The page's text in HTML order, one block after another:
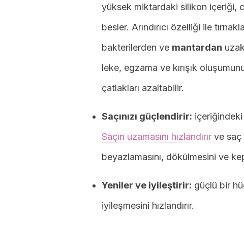
yüksek miktardaki silikon içeriği,
besler. Arındırıcı özelliği ile
bakterilerden ve mantardan
leke, egzama ve kırışık
çatlakları azaltabilir.
Saçınızı güçlendirir: içeriğindeki
Saçın uzamasını hızlandırır ve saç
beyazlamasını, dökülmesini ve
Yeniler ve iyileştirir: güçlü bir
iyileşmesini hızlandırır.